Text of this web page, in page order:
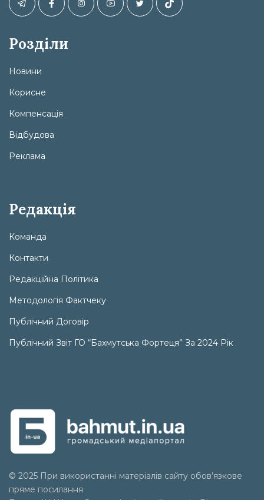
Розділи
Новини
Корисне
Компенсація
Відбудова
Реклама
Редакція
Команда
Контакти
Редакційна Політика
Методологія Фактчеку
Публічний Договір
Публічний Звіт ГО “Бахмутська Фортеця” За 2024 Рік
© 2025 При використанні матеріалів сайту обов’язкове
пряме посилання